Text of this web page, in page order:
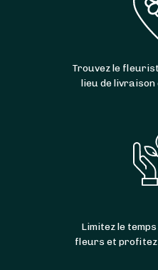
Trouvez le
lieu de livraison
Limitez le
fleurs et profitez